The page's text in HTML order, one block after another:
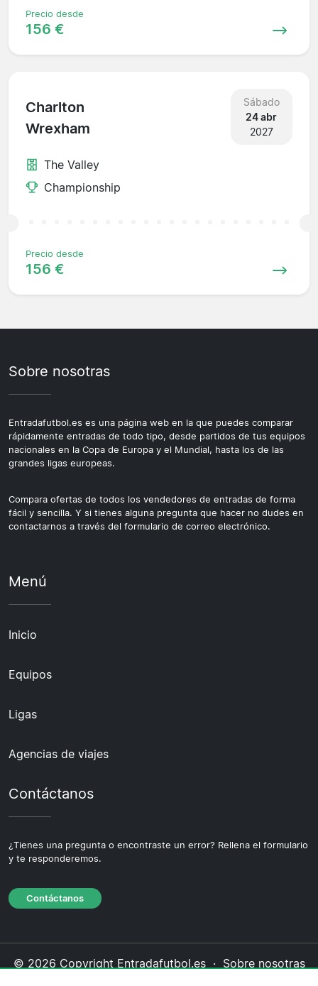
Precio desde
156 €
Charlton
Wrexham
Sábado
24 abr
2027
The Valley
Championship
Precio desde
156 €
Sobre nosotras
Entradafutbol.es es una página web en la que puedes comparar
rápidamente entradas de todo tipo, desde partidos de tus equipos
nacionales en la Copa de Europa y el Mundial, hasta los de las
grandes ligas europeas.
Compara ofertas de todos los vendedores de entradas de forma
fácil y sencilla. Y si tienes alguna pregunta que hacer no dudes en
contactarnos a través del formulario de correo electrónico.
Menú
Inicio
Equipos
Ligas
Agencias de viajes
Contáctanos
¿Tienes una pregunta o encontraste un error? Rellena el formulario
y te responderemos.
Contáctanos
© 2026 Copyright Entradafutbol.es · Sobre nosotras